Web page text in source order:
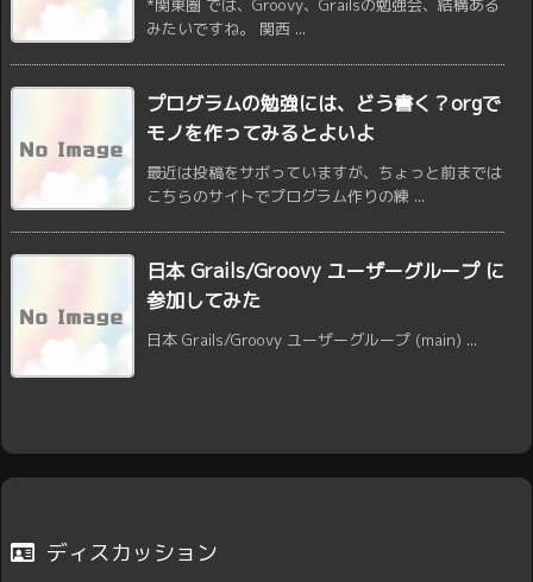
*関東圏 では、Groovy、Grailsの勉強会、結構ある
みたいですね。 関西 ...
プログラムの勉強には、どう書く？orgで
モノを作ってみるとよいよ
最近は投稿をサボっていますが、ちょっと前までは
こちらのサイトでプログラム作りの練 ...
日本 Grails/Groovy ユーザーグループ ‎に
参加してみた
日本 Grails/Groovy ユーザーグループ ‎(main) ...
ディスカッション